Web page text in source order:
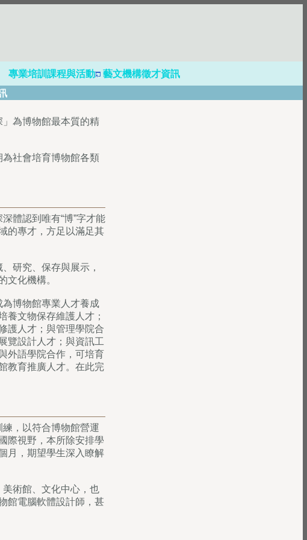
專業培訓課程與活動 藝文機構徵才資訊
為博物館最本質的精
社會培育博物館各類
體認到唯有“博”字才能
的專才，方足以滿足其
研究、保存與展示，
文化機構。
博物館專業人才養成
養文物保存維護人才；
護人才；與管理學院合
覽設計人才；與資訊工
外語學院合作，可培育
教育推廣人才。在此完
，以符合博物館營運
際視野，本所除安排學
月，期望學生深入瞭解
術館、文化中心，也
館電腦軟體設計師，甚